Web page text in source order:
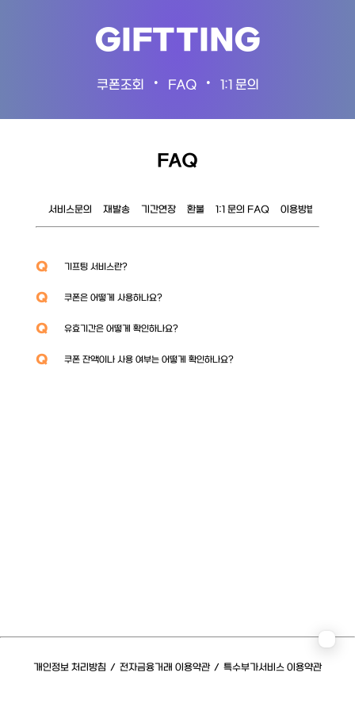
GIFTTING
쿠폰조회 • FAQ • 1:1 문의
FAQ
서비스문의 재발송 기간연장 환불 1:1 문의 FAQ 이용방법
Q 기프팅 서비스란?
Q 쿠폰은 어떻게 사용하나요?
Q 유효기간은 어떻게 확인하나요?
Q 쿠폰 잔액이나 사용 여부는 어떻게 확인하나요?
개인정보 처리방침 / 전자금융거래 이용약관 / 특수부가서비스 이용약관